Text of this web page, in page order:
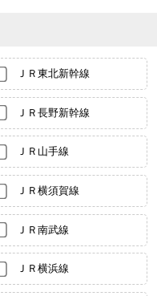
ＪＲ東北新幹線
ＪＲ長野新幹線
ＪＲ山手線
ＪＲ横須賀線
ＪＲ南武線
ＪＲ横浜線